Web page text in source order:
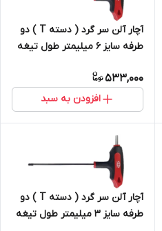
آچار آلن سر گرد ( دسته T ) دو
طرفه سایز 6 میلیمتر طول تیغه
533,000
افزودن به سبد
آچار آلن سر گرد ( دسته T ) دو
طرفه سایز 3 میلیمتر طول تیغه